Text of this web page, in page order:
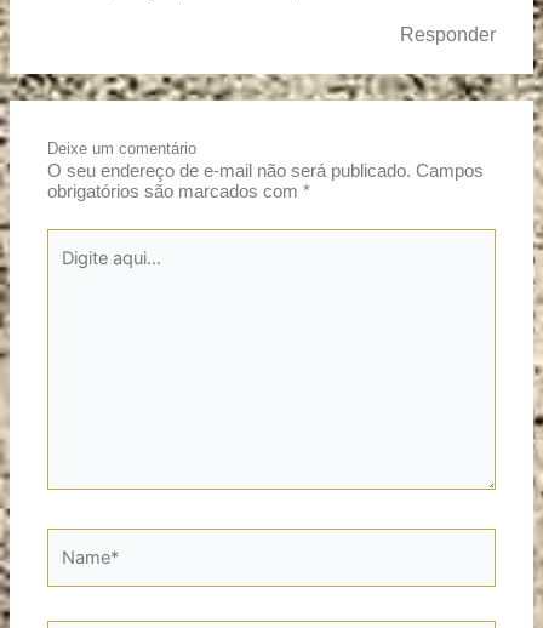
Responder
Deixe um comentário
O seu endereço de e-mail não será publicado. Campos
obrigatórios são marcados com*
aqui...